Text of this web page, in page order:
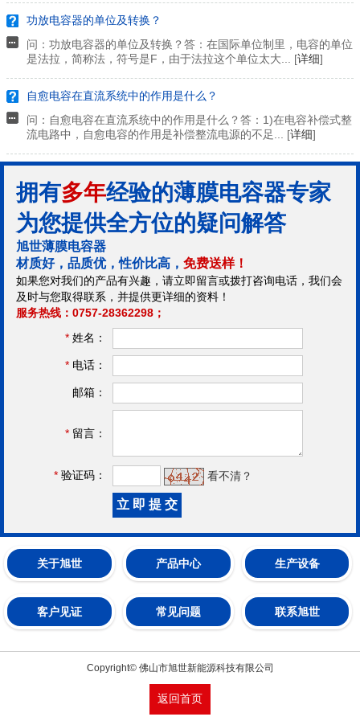
功放电容器的单位及转换？
问：功放电容器的单位及转换？答：在国际单位制里，电容的单位
是法拉，简称法，符号是F，由于法拉这个单位太大... [详细]
自愈电容在直流系统中的作用是什么？
问：自愈电容在直流系统中的作用是什么？答：1)在电容补偿式整
流电路中，自愈电容的作用是补偿整流电源的不足... [详细]
拥有多年经验的薄膜电容器专家
为您提供全方位的疑问解答
旭世薄膜电容器
材质好，品质优，性价比高， 免费送样！
如果您对我们的产品有兴趣，请立即留言或拨打咨询电话，我们会
及时与您取得联系，并提供更详细的资料！
服务热线：0757-28362298；
* 姓名：
* 电话：
邮箱：
* 留言：
* 验证码： 看不清？
关于旭世 产品中心 生产设备
客户见证 常见问题 联系旭世
Copyright© 佛山市旭世新能源科技有限公司
返回首页